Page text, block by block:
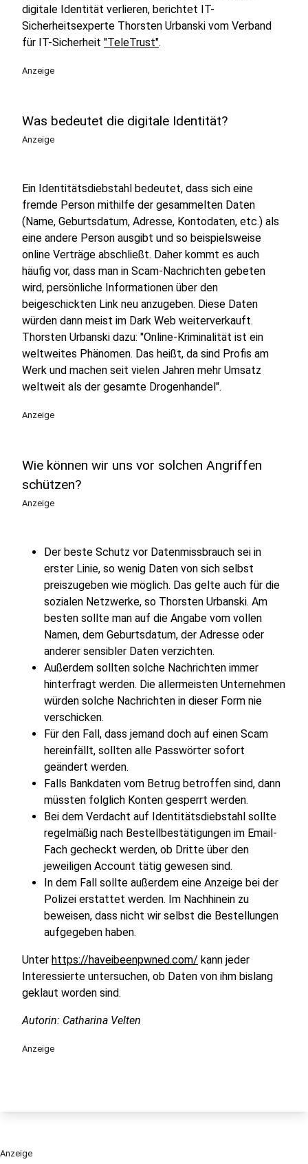
digitale Identität verlieren, berichtet IT-
Sicherheitsexperte Thorsten Urbanski vom Verband
für IT-Sicherheit "TeleTrust".
Anzeige
Was bedeutet die digitale Identität?
Anzeige
Ein Identitätsdiebstahl bedeutet, dass sich eine
fremde Person mithilfe der gesammelten Daten
(Name, Geburtsdatum, Adresse, Kontodaten, etc.) als
eine andere Person ausgibt und so beispielsweise
online Verträge abschließt. Daher kommt es auch
häufig vor, dass man in Scam-Nachrichten gebeten
wird, persönliche Informationen über den
beigeschickten Link neu anzugeben. Diese Daten
würden dann meist im Dark Web weiterverkauft.
Thorsten Urbanski dazu: "Online-Kriminalität ist ein
weltweites Phänomen. Das heißt, da sind Profis am
Werk und machen seit vielen Jahren mehr Umsatz
weltweit als der gesamte Drogenhandel".
Anzeige
Wie können wir uns vor solchen Angriffen
schützen?
Anzeige
Der beste Schutz vor Datenmissbrauch sei in
erster Linie, so wenig Daten von sich selbst
preiszugeben wie möglich. Das gelte auch für die
sozialen Netzwerke, so Thorsten Urbanski. Am
besten sollte man auf die Angabe vom vollen
Namen, dem Geburtsdatum, der Adresse oder
anderer sensibler Daten verzichten.
Außerdem sollten solche Nachrichten immer
hinterfragt werden. Die allermeisten Unternehmen
würden solche Nachrichten in dieser Form nie
verschicken.
Für den Fall, dass jemand doch auf einen Scam
hereinfällt, sollten alle Passwörter sofort
geändert werden.
Falls Bankdaten vom Betrug betroffen sind, dann
müssten folglich Konten gesperrt werden.
Bei dem Verdacht auf Identitätsdiebstahl sollte
regelmäßig nach Bestellbestätigungen im Email-
Fach gecheckt werden, ob Dritte über den
jeweiligen Account tätig gewesen sind.
In dem Fall sollte außerdem eine Anzeige bei der
Polizei erstattet werden. Im Nachhinein zu
beweisen, dass nicht wir selbst die Bestellungen
aufgegeben haben.
Unter https://haveibeenpwned.com/ kann jeder
Interessierte untersuchen, ob Daten von ihm bislang
geklaut worden sind.
Autorin: Catharina Velten
Anzeige
Anzeige